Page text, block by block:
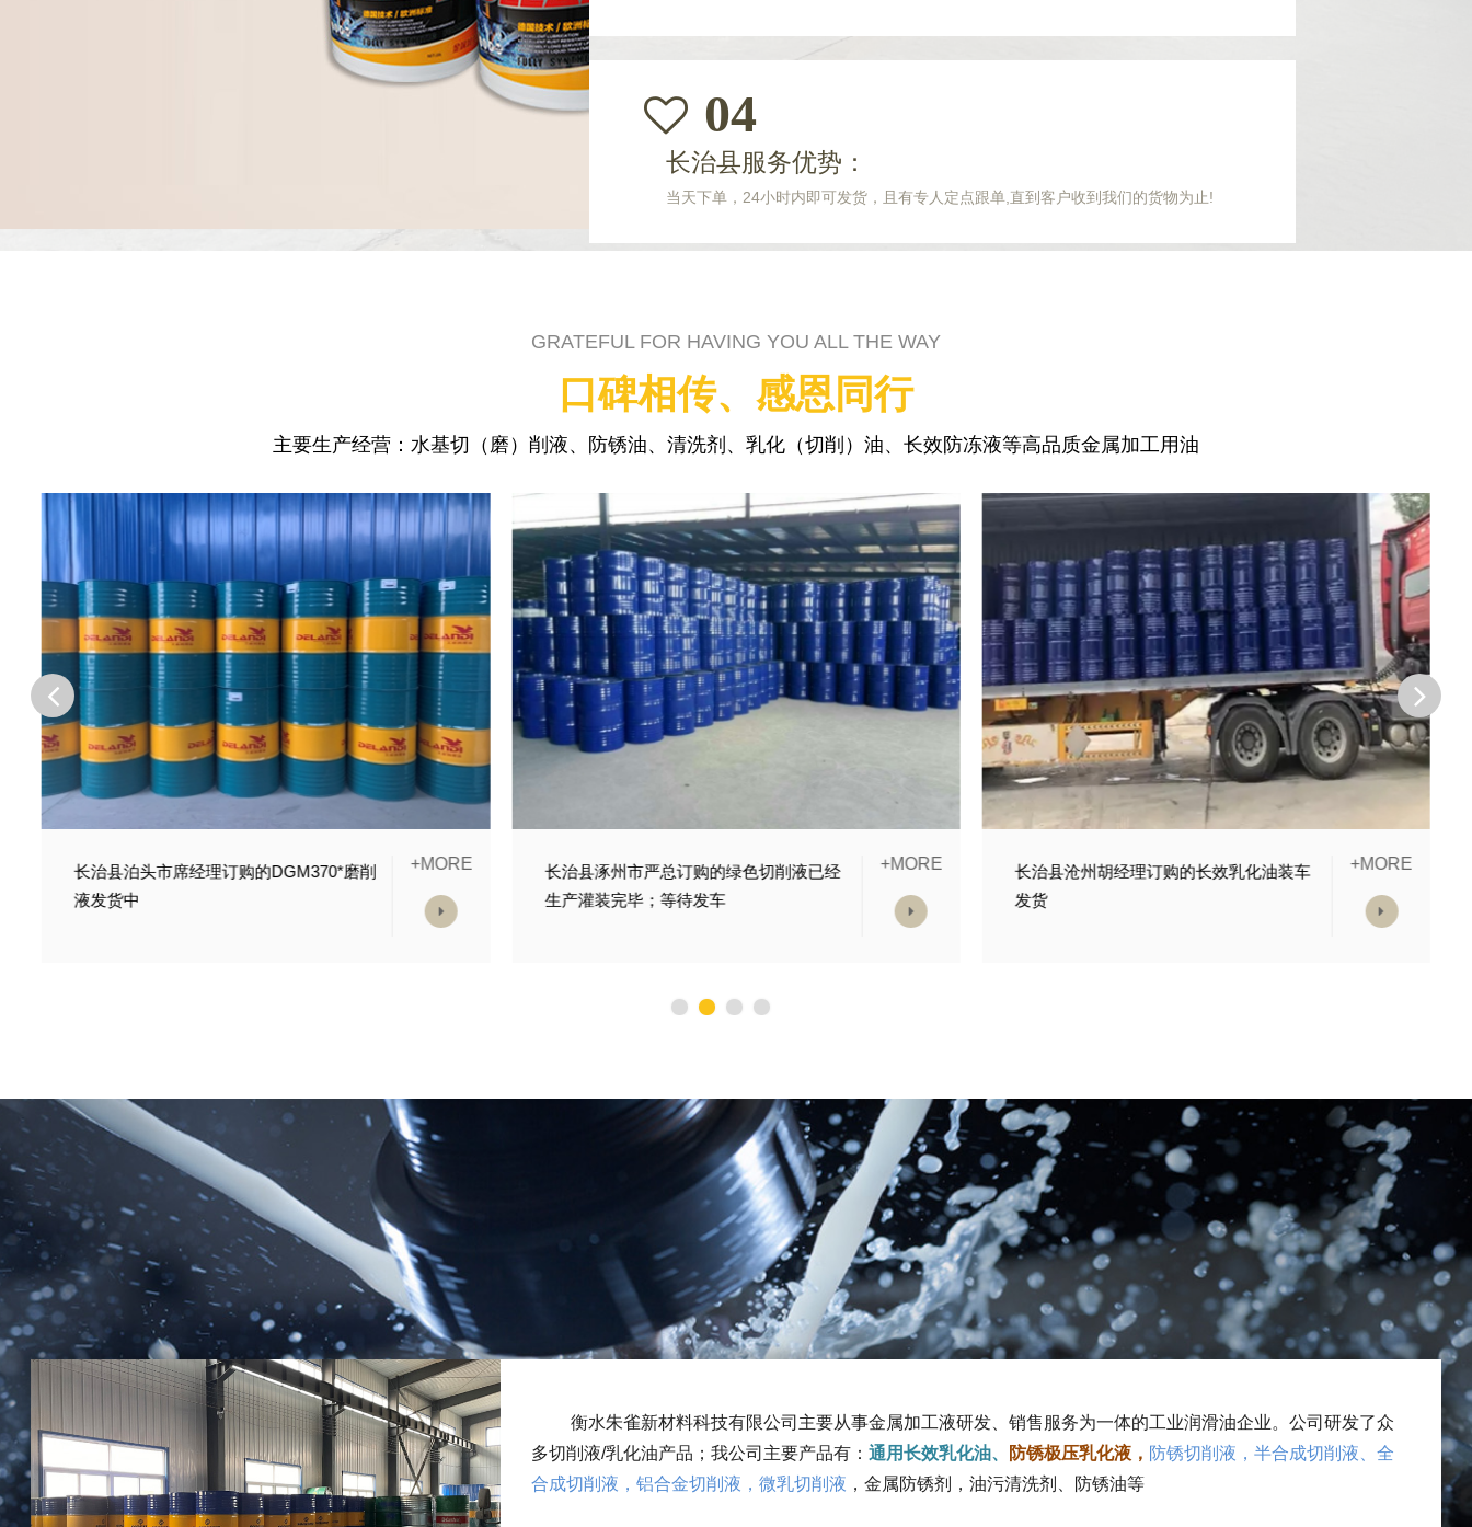
04
长治县服务优势：
当天下单，24小时内即可发货，且有专人定点跟单,直到客户收到我们的货物为止!
GRATEFUL FOR HAVING YOU ALL THE WAY
口碑相传、感恩同行
主要生产经营：水基切（磨）削液、防锈油、清洗剂、乳化（切削）油、长效防冻液等高品质金属加工用油
长治县涿州市严总订购的绿色切削液已经
生产灌装完毕；等待发车
+MORE
长治县沧州胡经理订购的长效乳化油装车
发货
+MORE
长治县邯郸市杨经理订购的防锈切削液正
在等待发货中
+MORE
衡水朱雀新材料科技有限公司主要从事金属加工液研发、销售服务为一体的工业润滑油企业。公司研发了众
多切削液/乳化油产品；我公司主要产品有：通用长效乳化油、 防锈极压乳化液， 防锈切削液，半合成切削液、全
合成切削液，铝合金切削液，微乳切削液 ，金属防锈剂，油污清洗剂、防锈油等